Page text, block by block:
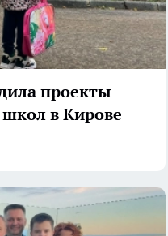
проекты
школ в Кирове